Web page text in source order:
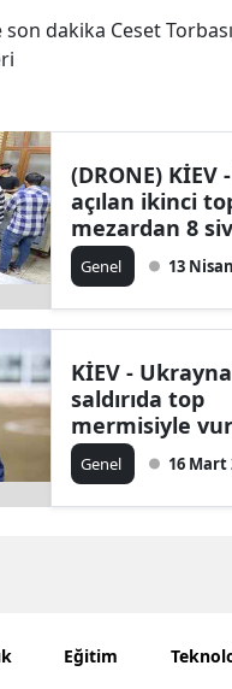
dakika Ceset
(DRONE) KİEV
açılan ikinci
mezardan 8
cesedi çıkarıldı
Genel 13
KİEV -
saldırıda top
mermisiyle
katlı
Genel 16 Mart
Eğitim